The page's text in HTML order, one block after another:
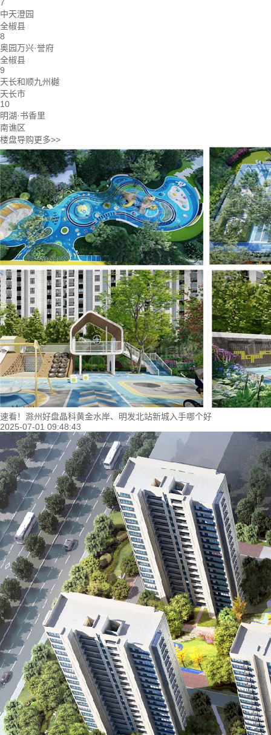
7
中天澄园
全椒县
8
奥园万兴·誉府
全椒县
9
天长和顺九州樾
天长市
10
明湖·书香里
南谯区
楼盘导购更多>>
速看！滁州好盘晶科黄金水岸、明发北站新城入手哪个好
2025-07-01 09:48:43